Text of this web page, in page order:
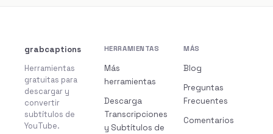
grabcaptions
Herramientas
gratuitas para
descargar y
convertir
subtítulos de
YouTube.
HERRAMIENTAS
Más
herramientas
Descarga
Transcripciones
y Subtítulos de
MÁS
Blog
Preguntas
Frecuentes
Comentarios